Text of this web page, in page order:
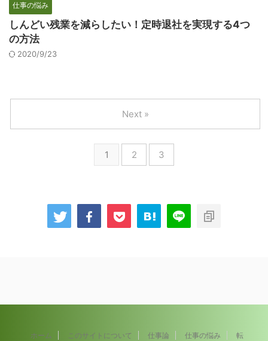
仕事の悩み
しんどい残業を減らしたい！定時退社を実現する4つ
の方法
2020/9/23
1 2 3
Next »
ホーム このサイトについて 仕事論 仕事の悩み 転